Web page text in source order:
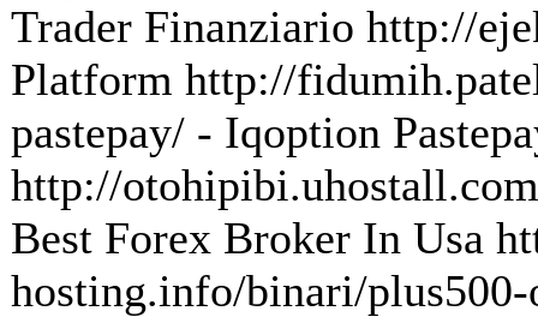
Trader Finanziario http://
Platform http://
pastepay/ - Iqoption
http://
Best Forex Broker In Usa
hosting.info/binari/